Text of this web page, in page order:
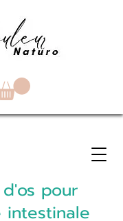
pour
intestinale